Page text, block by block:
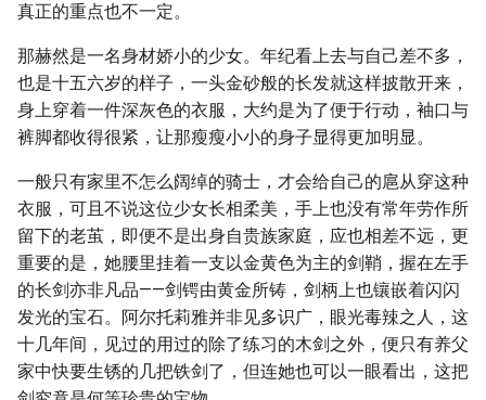
真正的重点也不一定。
那赫然是一名身材娇小的少女。年纪看上去与自己差不多，
也是十五六岁的样子，一头金砂般的长发就这样披散开来，
身上穿着一件深灰色的衣服，大约是为了便于行动，袖口与
裤脚都收得很紧，让那瘦瘦小小的身子显得更加明显。
一般只有家里不怎么阔绰的骑士，才会给自己的扈从穿这种
衣服，可且不说这位少女长相柔美，手上也没有常年劳作所
留下的老茧，即便不是出身自贵族家庭，应也相差不远，更
重要的是，她腰里挂着一支以金黄色为主的剑鞘，握在左手
的长剑亦非凡品——剑锷由黄金所铸，剑柄上也镶嵌着闪闪
发光的宝石。阿尔托莉雅并非见多识广，眼光毒辣之人，这
十几年间，见过的用过的除了练习的木剑之外，便只有养父
家中快要生锈的几把铁剑了，但连她也可以一眼看出，这把